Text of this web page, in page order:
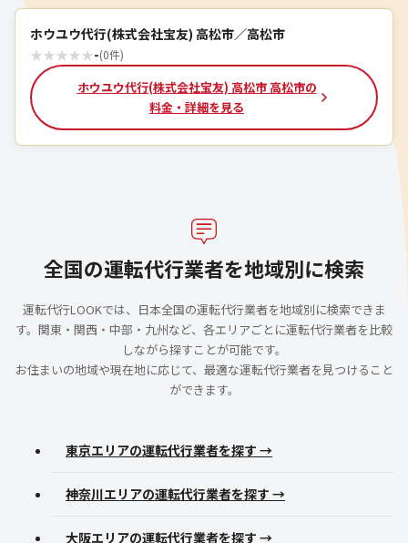
ホウユウ代行(株式会社宝友) 高松市／高松市
★★★★★-(0件)
ホウユウ代行(株式会社宝友) 高松市 高松市の
料金・詳細を見る
全国の運転代行業者を地域別に検索
運転代行LOOKでは、日本全国の運転代行業者を地域別に検索できま
す。関東・関西・中部・九州など、各エリアごとに運転代行業者を比較
しながら探すことが可能です。
お住まいの地域や現在地に応じて、最適な運転代行業者を見つけること
ができます。
東京エリアの運転代行業者を探す →
神奈川エリアの運転代行業者を探す →
大阪エリアの運転代行業者を探す →